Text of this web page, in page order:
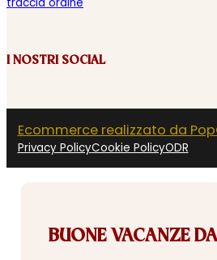
I NOSTRI SOCIAL
Ecommerce realizzato da
Privacy PolicyCookie PolicyODR
BUONE VACANZE